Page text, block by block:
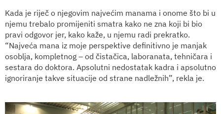
Kada je riječ o njegovim najvećim manama i onome što bi u
njemu trebalo promijeniti smatra kako ne zna koji bi bio
pravi odgovor jer, kako kaže, u njemu radi prekratko.
“Najveća mana iz moje perspektive definitivno je manjak
osoblja, kompletnog – od čistačica, laboranata, tehničara i
sestara do doktora. Apsolutni nedostatak kadra i apsolutno
ignoriranje takve situacije od strane nadležnih”, rekla je.